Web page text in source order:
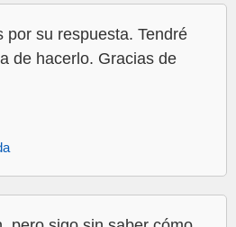
por su respuesta. Tendré
de hacerlo. Gracias de